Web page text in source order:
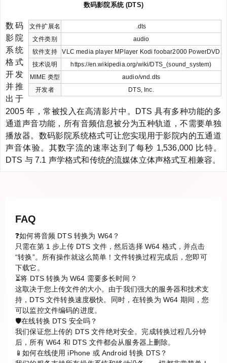
数码影院系统 (DTS)
文件扩展名
.dts
文件类别
audio
软件支持
VLC media player MPlayer Kodi foobar2000 PowerDVD
技术说明
https://en.wikipedia.org/wiki/DTS_(sound_system)
MIME 类型
audio/vnd.dts
开发者
DTS, Inc.
数码
影院
系统
格式
开发
并推
出于
2005 年，常被投入在高清影片中。DTS 具有多种功能的多
通道声音功能，所有音频信息被分为五种轨道，不需要单独
播放器。数码影院系统格式可让您实现用于影院内的五通道
声音体验。其数字流的速率达到了每秒 1,536,000 比特。
DTS 与 7.1 声学格式和传统的流媒体立体声格式互相兼容。
FAQ
❓如何将音频 DTS 转换为 W64？
只需在第 1 步上传 DTS 文件，然后选择 W64 格式，并点击
“转换”。所有操作就这么简单！文件转换过程完成后，您即可
下载它。
⏳将 DTS 转换为 W64 需要多长时间？
这取决于您上传文件的大小。由于我们强大的服务器和技术支
持，DTS 文件转换速度极快。同时，在转换为 W64 期间，您
可以监控文件编码的进度。
🛡️在线转换 DTS 安全吗？
我们保证您上传的 DTS 文件绝对安全。完成转换过程几分钟
后，所有 W64 和 DTS 文件都会从服务器上删除。
📱如何在线使用 iPhone 或 Android 转换 DTS？